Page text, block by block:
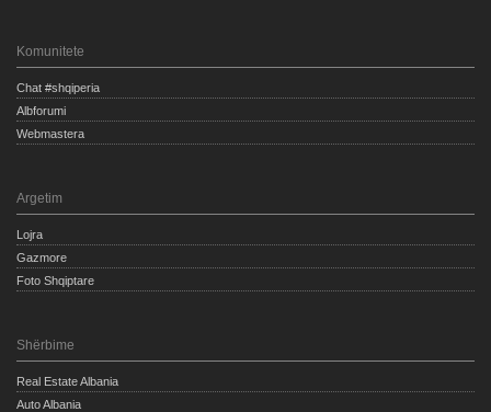
Komunitete
Chat #shqiperia
Albforumi
Webmastera
Argetim
Lojra
Gazmore
Foto Shqiptare
Shërbime
Real Estate Albania
Auto Albania